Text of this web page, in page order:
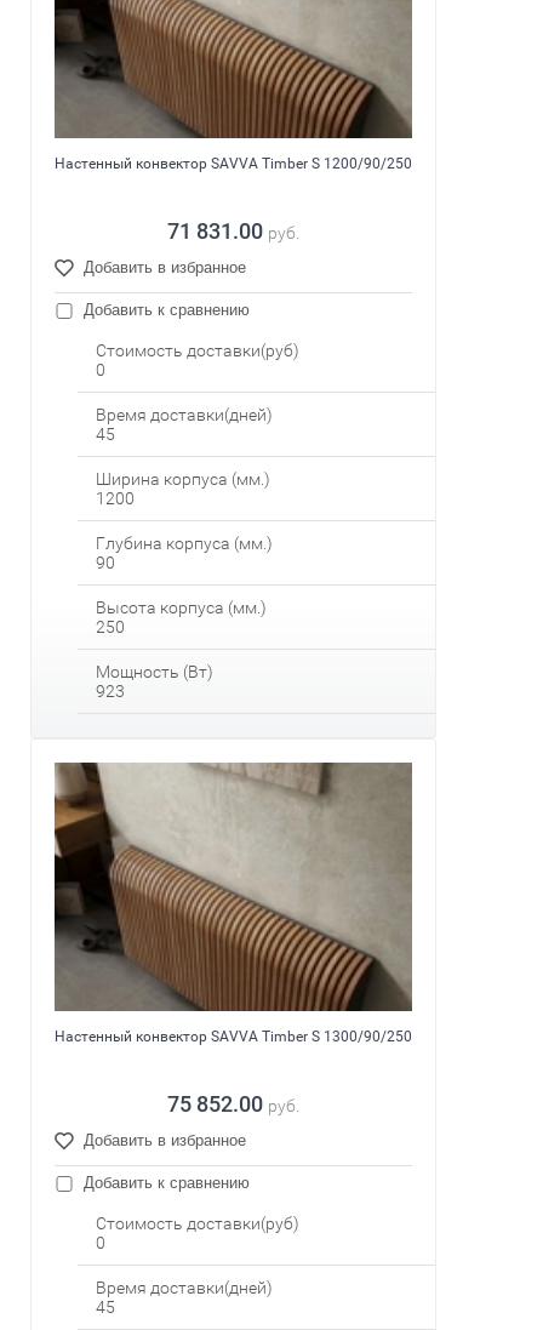
Настенный конвектор SAVVA Timber S 1200/90/250
71 831.00 руб.
Добавить в избранное
Добавить к сравнению
Стоимость доставки(руб)
0
Время доставки(дней)
45
Ширина корпуса (мм.)
1200
Глубина корпуса (мм.)
90
Высота корпуса (мм.)
250
Мощность (Вт)
923
Настенный конвектор SAVVA Timber S 1300/90/250
75 852.00 руб.
Добавить в избранное
Добавить к сравнению
Стоимость доставки(руб)
0
Время доставки(дней)
45